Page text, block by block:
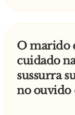
O marido
cuidado
sussurra
no ouvido